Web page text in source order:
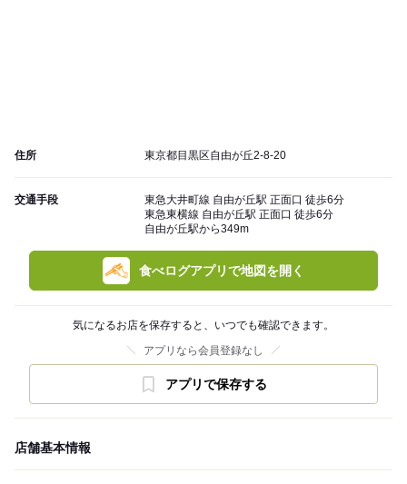
住所 東京都目黒区自由が丘2-8-20
交通手段
東急大井町線 自由が丘駅 正面口 徒歩6分
東急東横線 自由が丘駅 正面口 徒歩6分
自由が丘駅から349m
食べログアプリで地図を開く
気になるお店を保存すると、いつでも確認できます。
アプリなら会員登録なし
アプリで保存する
店舗基本情報